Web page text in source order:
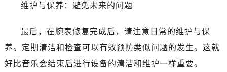
维护与保养：避免未来的问题
最后，在腕表修复完成后，请注意日常的维护与保
养。定期清洁和检查可以有效预防类似问题的发生。这就
好比音乐会结束后进行设备的清洁和维护一样重要。